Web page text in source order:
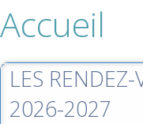
Accueil
LES
2026-2027